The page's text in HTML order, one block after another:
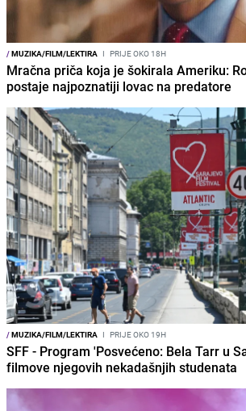
/MUZIKA/FILM/LEKTIRA I PRIJE OKO 18H
Mračna priča koja je šokirala Ameriku:
postaje najpoznatiji lovac na predatore
/MUZIKA/FILM/LEKTIRA I PRIJE OKO 19H
SFF - Program 'Posvećeno: Bela Tarr u
filmove njegovih nekadašnjih studenata